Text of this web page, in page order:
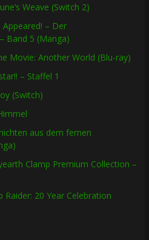
Weave (Switch 2)
Appeared! – Der
Band 5 (Manga)
Movie: Another World (Blu-ray)
– Staffel 1
(Switch)
aus dem fernen
Clamp Premium Collection –
20 Year Celebration